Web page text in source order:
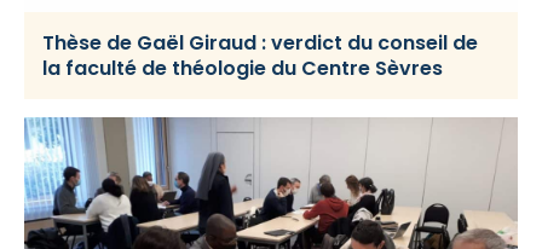
Thèse de Gaël Giraud : verdict du conseil de
la faculté de théologie du Centre Sèvres